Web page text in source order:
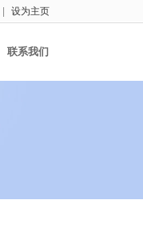
设为主页
联系我们